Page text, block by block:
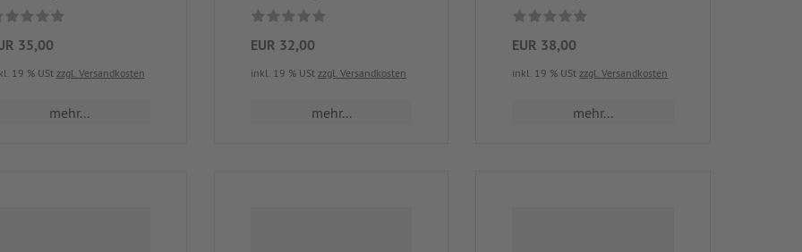
35,00
19 % USt zzgl. Versandkosten
mehr...
EUR 32,00
inkl. 19 % USt zzgl. Versandkosten
mehr...
EUR 38,00
inkl. 19 % USt zzgl. Versandkosten
mehr...